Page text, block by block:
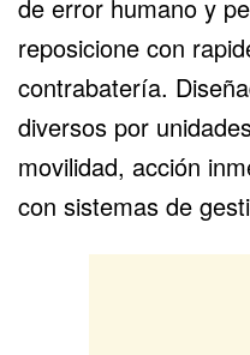
de error humano y
reposicione con
contrabatería.
diversos por
movilidad, acción
con sistemas de